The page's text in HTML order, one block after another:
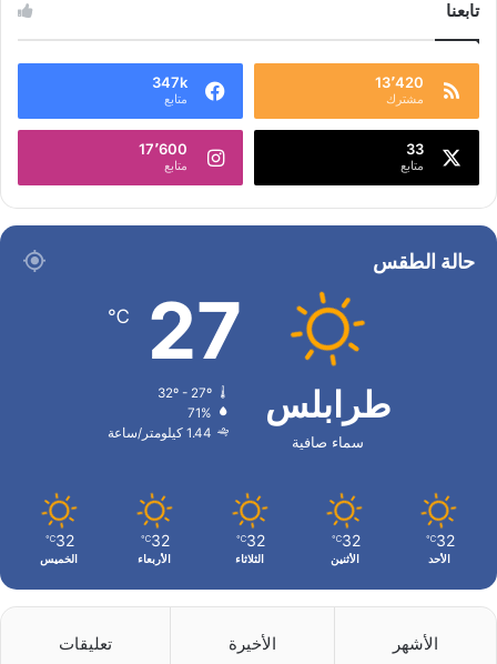
تابعنا
13٬420
مشترك
347k
متابع
33
متابع
17٬600
متابع
حالة الطقس
طرابلس
سماء صافية
27
℃
32º - 27º
71%
1.44 كيلومتر/ساعة
32
℃
الأحد
32
℃
الأثنين
32
℃
الثلاثاء
32
℃
الأربعاء
32
℃
الخميس
الأشهر الأخيرة تعليقات